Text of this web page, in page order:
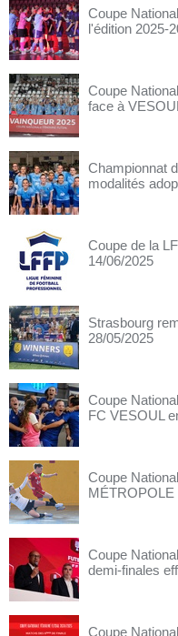
Coupe
l'édition 2025-
Coupe
face à VESOUL
Championnat
modalités
Coupe de la
14/06/2025
Strasbourg
28/05/2025
Coupe
FC VESOUL
Coupe
Coupe
demi-finales
Coupe